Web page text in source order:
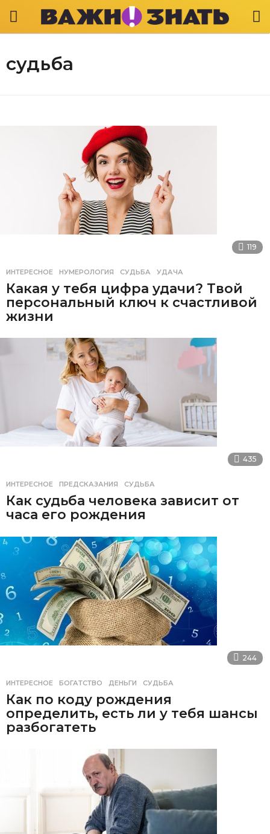
судьба
119
ИНТЕРЕСНОЕ НУМЕРОЛОГИЯ ,СУДЬБА ,УДАЧА
Какая у тебя цифра удачи? Твой
персональный ключ к счастливой
жизни
435
ИНТЕРЕСНОЕ ПРЕДСКАЗАНИЯ ,СУДЬБА
Как судьба человека зависит от
часа его рождения
244
ИНТЕРЕСНОЕ БОГАТСТВО ,ДЕНЬГИ ,СУДЬБА
Как по коду рождения
определить, есть ли у тебя шансы
разбогатеть